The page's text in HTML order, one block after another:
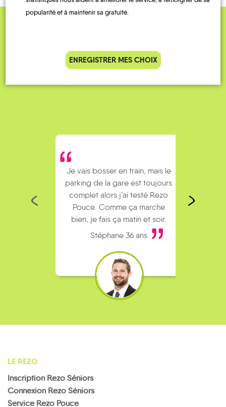
QUELQUES
Témoignages
Je vais bosser en train, mais le
parking de la gare est toujours
complet alors j’ai testé Rezo
Pouce. Comme ça marche
bien, je fais ça matin et soir.
Stéphane 36 ans
LE REZO
Inscription Rezo Séniors
Connexion Rezo Séniors
Service Rezo Pouce
popularité et à maintenir sa gratuité.
ENREGISTRER MES CHOIX